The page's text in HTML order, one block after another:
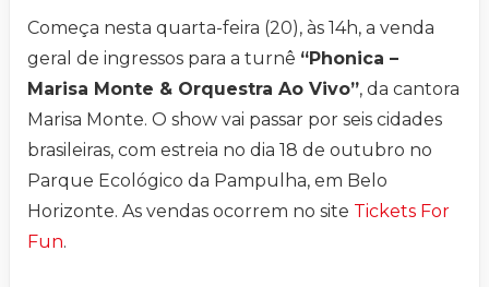
Começa nesta quarta-feira (20), às 14h, a venda
geral de ingressos para a turnê “Phonica –
Marisa Monte & Orquestra Ao Vivo”, da cantora
Marisa Monte. O show vai passar por seis cidades
brasileiras, com estreia no dia 18 de outubro no
Parque Ecológico da Pampulha, em Belo
Horizonte. As vendas ocorrem no site Tickets For
Fun.